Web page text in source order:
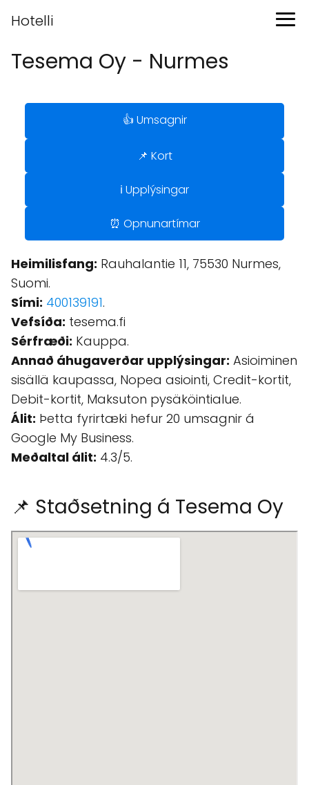
Hotelli
Tesema Oy - Nurmes
👍 Umsagnir
📌 Kort
ℹ️ Upplýsingar
⏰ Opnunartímar
Heimilisfang: Rauhalantie 11, 75530 Nurmes,
Suomi.
Sími: 400139191.
Vefsíða: tesema.fi
Sérfræði: Kauppa.
Annað áhugaverðar upplýsingar: Asioiminen
sisällä kaupassa, Nopea asiointi, Credit-kortit,
Debit-kortit, Maksuton pysäköintialue.
Álit: Þetta fyrirtæki hefur 20 umsagnir á
Google My Business.
Meðaltal álit: 4.3/5.
📌 Staðsetning á Tesema Oy